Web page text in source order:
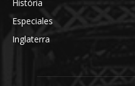
História
Especiales
Inglaterra